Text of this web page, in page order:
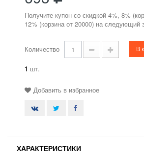
Получите купон со скидкой 4%, 8%
12% (корзина от 20000) на следующий
Количество В
1 шт.
Добавить в избранное
ХАРАКТЕРИСТИКИ